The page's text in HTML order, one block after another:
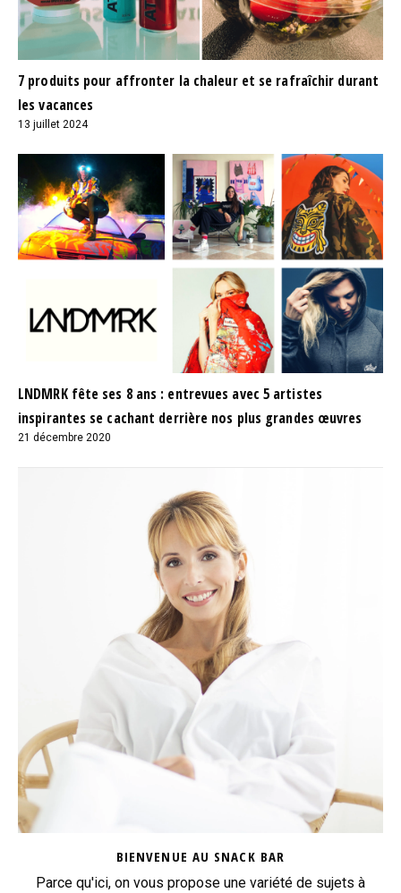
7 produits pour affronter la chaleur et se rafraîchir durant
les vacances
13 juillet 2024
LNDMRK fête ses 8 ans : entrevues avec 5 artistes
inspirantes se cachant derrière nos plus grandes œuvres
21 décembre 2020
BIENVENUE AU SNACK BAR
Parce qu'ici, on vous propose une variété de sujets à